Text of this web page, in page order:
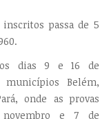
passa de 5
dias 9 e 16 de
municípios Belém,
onde as provas
e 7 de